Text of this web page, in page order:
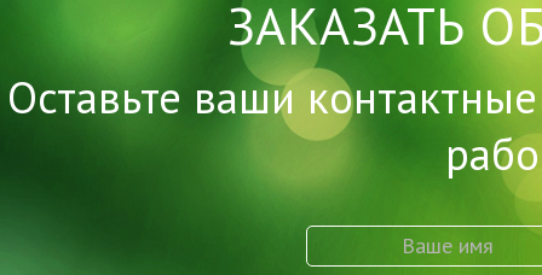
ЗАКАЗАТЬ
Оставьте ваши